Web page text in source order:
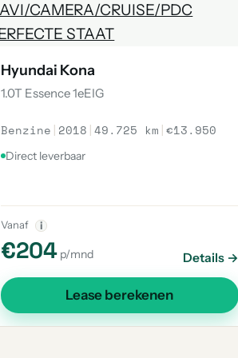
Hyundai Kona
1.0T Essence 1eEIG
Benzine | 2018 |49.725 km |€13.950
Direct leverbaar
Vanaf i
€204 p/mnd Details →
Lease berekenen